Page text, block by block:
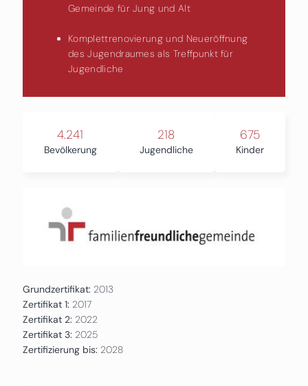
Gemeinde für Jung und Alt
Komplettrenovierung und Neueröffnung
des Jugendraumes als Treffpunkt für
Jugendliche
4.241
Bevölkerung
218
Jugendliche
675
Kinder
Grundzertifikat: 2013
Zertifikat 1: 2017
Zertifikat 2: 2022
Zertifikat 3: 2025
Zertifizierung bis: 2028